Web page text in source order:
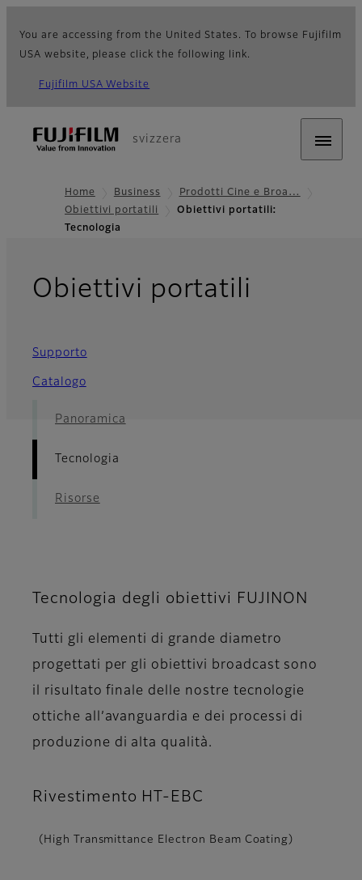
You are accessing from the United States. To browse Fujifilm
USA website, please click the following link.
Fujifilm USA Website
svizzera
Home Business
Prodotti Cine e Broa…
Obiettivi portatili
Obiettivi portatili:
Tecnologia
Obiettivi portatili
Supporto
Catalogo
Panoramica
Tecnologia
Risorse
Tecnologia degli obiettivi FUJINON
Tutti gli elementi di grande diametro
progettati per gli obiettivi broadcast sono
il risultato finale delle nostre tecnologie
ottiche all’avanguardia e dei processi di
produzione di alta qualità.
Rivestimento HT-EBC
(High Transmittance Electron Beam Coating)